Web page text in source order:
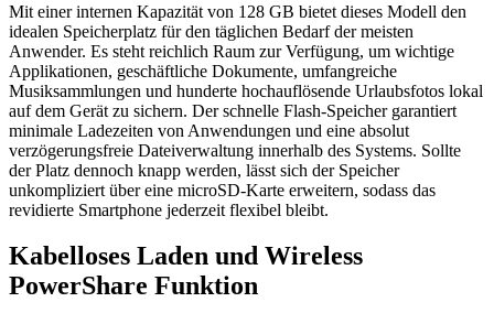
Mit einer internen Kapazität von 128 GB bietet dieses Modell den
idealen Speicherplatz für den täglichen Bedarf der meisten
Anwender. Es steht reichlich Raum zur Verfügung, um wichtige
Applikationen, geschäftliche Dokumente, umfangreiche
Musiksammlungen und hunderte hochauflösende Urlaubsfotos lokal
auf dem Gerät zu sichern. Der schnelle Flash-Speicher garantiert
minimale Ladezeiten von Anwendungen und eine absolut
verzögerungsfreie Dateiverwaltung innerhalb des Systems. Sollte
der Platz dennoch knapp werden, lässt sich der Speicher
unkompliziert über eine microSD-Karte erweitern, sodass das
revidierte Smartphone jederzeit flexibel bleibt.
Kabelloses Laden und Wireless
PowerShare Funktion